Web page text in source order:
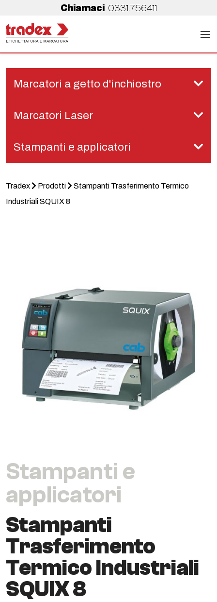
Chiamaci 0331.756411
Marcatori a getto d'inchiostro
Marcatori Laser
Stampanti e applicatori
Tradex Prodotti
Stampanti Trasferimento Termico
Industriali SQUIX 8
Stampanti e
applicatori
Stampanti
Trasferimento
Termico Industriali
SQUIX 8